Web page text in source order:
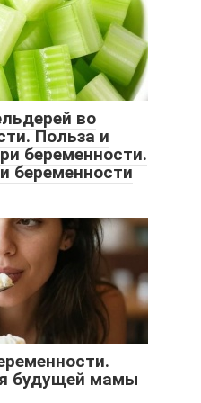
во
Польза и
беременности.
беременности
будущей мамы